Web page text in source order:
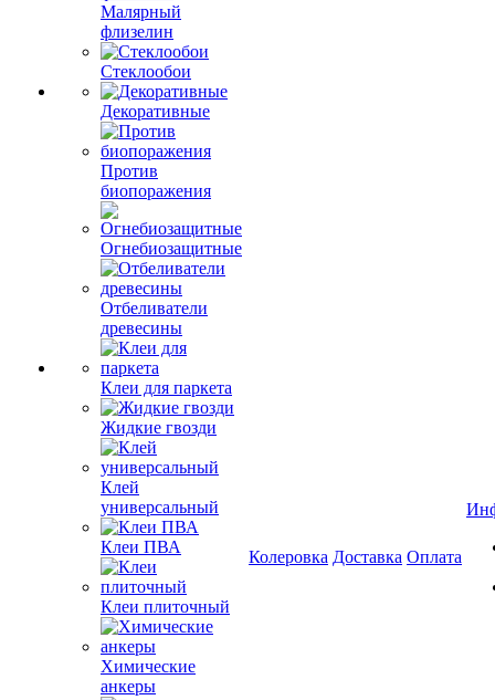
Малярный
флизелин
Стеклообои
Декоративные
Против
биопоражения
Огнебиозащитные
Отбеливатели
древесины
Клеи для паркета
Жидкие гвозди
Клей
универсальный
Клеи ПВА
Клеи плиточный
Химические
анкеры
Колеровка Доставка Оплата